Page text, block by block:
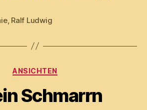
, Ralf Ludwig
Categories
ANSICHTEN
Schmarrn